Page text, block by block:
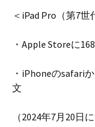
＜iPad Pro（第7
・Apple Storeに
・iPhoneのsafari
文
（2024年7月20日に